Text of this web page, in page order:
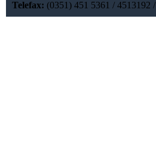
Telefax: (0351) 451 5361 / 4513192 /